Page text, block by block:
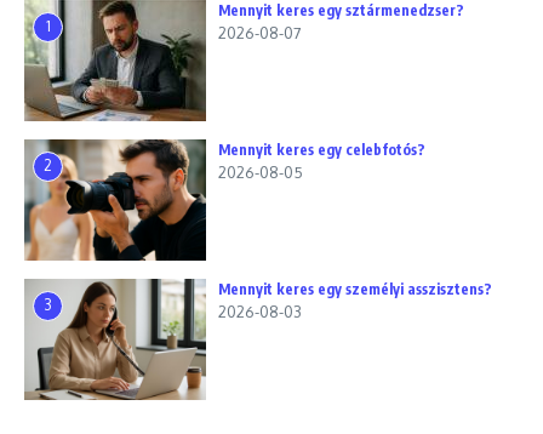
1
Mennyit keres egy sztármenedzser?
2026-08-07
2
Mennyit keres egy celebfotós?
2026-08-05
3
Mennyit keres egy személyi asszisztens?
2026-08-03